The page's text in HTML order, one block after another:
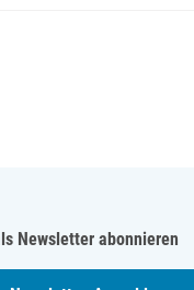
Newsletter abonnieren